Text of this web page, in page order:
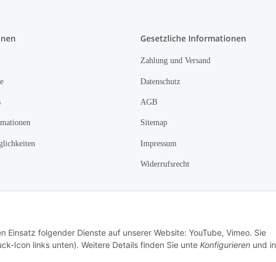
Gesetzliche Informationen
Zahlung und Versand
Datenschutz
AGB
Sitemap
Impressum
Widerrufsrecht
Einsatz folgender Dienste auf unserer Website: YouTube, Vimeo. Sie
Icon links unten). Weitere Details finden Sie unte Konfigurieren und in